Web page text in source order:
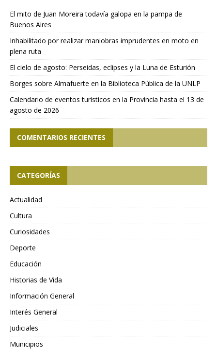
El mito de Juan Moreira todavía galopa en la pampa de
Buenos Aires
Inhabilitado por realizar maniobras imprudentes en moto en
plena ruta
El cielo de agosto: Perseidas, eclipses y la Luna de Esturión
Borges sobre Almafuerte en la Biblioteca Pública de la UNLP
Calendario de eventos turísticos en la Provincia hasta el 13 de
agosto de 2026
COMENTARIOS RECIENTES
CATEGORÍAS
Actualidad
Cultura
Curiosidades
Deporte
Educación
Historias de Vida
Información General
Interés General
Judiciales
Municipios